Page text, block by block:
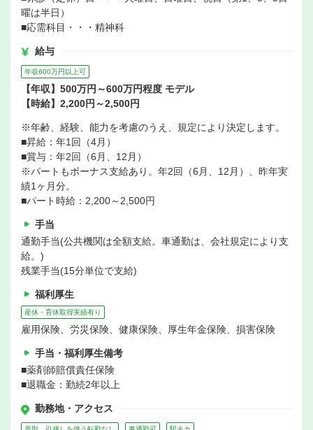
曜は半日）
■応需科目・・・精神科
給与
年収600万円以上可
【年収】500万円～600万円程度 モデル
【時給】2,200円～2,500円
※年齢、経験、能力を考慮のうえ、規定により決定します。
■昇給：年1回（4月）
■賞与：年2回（6月、12月）
※パートもボーナス支給あり。年2回（6月、12月）、昨年実
績1ヶ月分。
■パート時給：2,200～2,500円
手当
通勤手当(公共機関は全額支給。車通勤は、会社規定により支
給。)
残業手当(15分単位で支給)
福利厚生
産休・育休取得実績有り
雇用保険、労災保険、健康保険、厚生年金保険、損害保険
手当・福利厚生備考
■薬剤師賠償責任保険
■退職金：勤続2年以上
勤務地・アクセス